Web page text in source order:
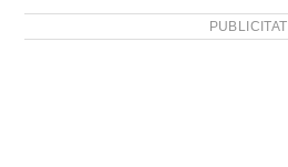
PUBLICITAT